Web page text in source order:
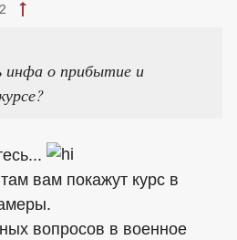
инфа о прибытие и
вам покажут курс в
вопросов в военное